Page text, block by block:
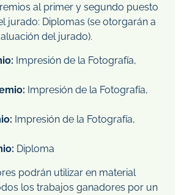
al primer y segundo puesto
jurado: Diplomas (se otorgarán a
del jurado).
Impresión de la Fotografía,
Impresión de la Fotografía,
Impresión de la Fotografía,
Diploma
podrán utilizar en material
los trabajos ganadores por un